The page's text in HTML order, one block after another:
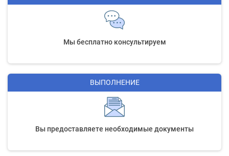
Мы бесплатно консультируем
ВЫПОЛНЕНИЕ
Вы предоставляете необходимые документы